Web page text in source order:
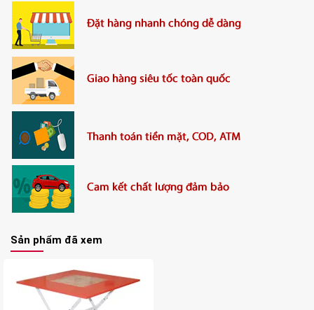
+ Gỗ MDF được xử lý và ép trên dây chuyền công
nghệ cao, chống cong vênh, mối mọt.
+ Cơ chế gấp mở linh hoạt, dễ dàng di chuyển và
cất giữ gọn gàng khi không sử dụng
Sản phẩm đã xem